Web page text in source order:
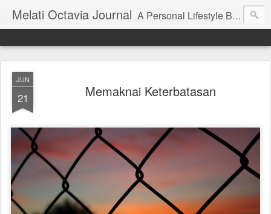
Melati Octavia Journal A Personal Lifestyle Blog | Blog Pengembangan Diri, Finansial, Traveling, dan Pendidikan
JUN
21 Memaknai Keterbatasan